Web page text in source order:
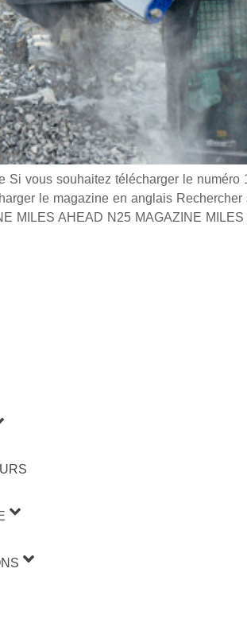
Si vous souhaitez télécharger le
le magazine en anglais
MILES AHEAD N25 MAGAZINE